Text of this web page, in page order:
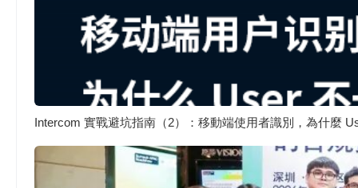
Intercom 實戰避坑指南（2）：移動端使用者識別，為什麼